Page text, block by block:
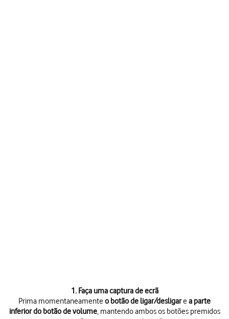
1. Faça uma captura de ecrã
Prima momentaneamenteo botão de ligar/desligarea parte
inferior do botão de volume, mantendo ambos os botões premidos